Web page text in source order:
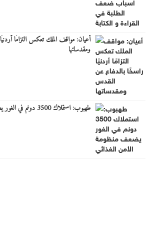
أعيان: مواقف الملك تعكس التزامًا
ومقدساتها
طهبوب: استملاك 3500 دونم في الغور يضعف منظومة الأمن الغذائي